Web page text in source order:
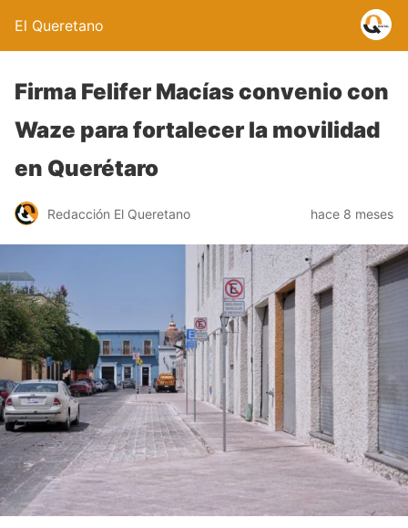
El Queretano
Firma Felifer Macías convenio con
Waze para fortalecer la movilidad
en Querétaro
Redacción El Queretano hace 8 meses